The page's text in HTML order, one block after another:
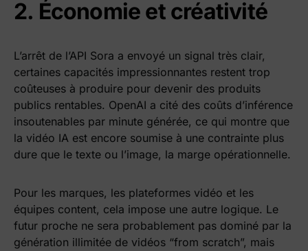
2. Économie et créativité
L’arrêt de l’API Sora a envoyé un signal très clair,
certaines capacités impressionnantes restent trop
coûteuses à produire pour devenir des produits
publics rentables. OpenAI a cité des coûts d’inférence
insoutenables par minute générée, ce qui montre que
la vidéo IA est encore soumise à une contrainte plus
dure que le texte ou l’image, la marge opérationnelle.
Pour les marques, les plateformes vidéo et les
équipes content, cela impose une autre logique. Le
futur proche ne sera probablement pas dominé par la
génération illimitée de vidéos “from scratch”, mais